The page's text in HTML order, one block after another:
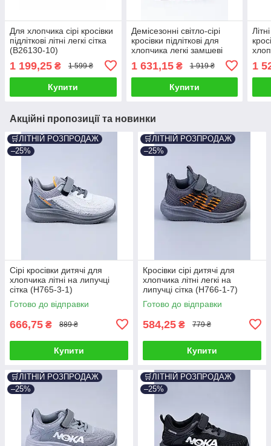
Для хлопчика сірі кросівки
підліткові літні легкі сітка
(B26130-10)
1 199,25 ₴ 1 599 ₴
Купити
Демісезонні світло-сірі
кросівки підліткові для
хлопчика легкі замшеві
1 631,15₴ 1 919 ₴
Купити
1
Акційні пропозиції та новинки
🛒ЛІТНІЙ РОЗПРОДАЖ
–25%
Сірі кросівки дитячі для
хлопчика літні на липучці
сітка (H765-3-1)
Готово до відправки
666,75 ₴ 889 ₴
Купити
🛒ЛІТНІЙ РОЗПРОДАЖ
–25%
Кросівки сірі дитячі для
хлопчика літні легкі на
липучці сітка (H766-1-7)
Готово до відправки
584,25 ₴ 779 ₴
Купити
🛒ЛІТНІЙ РОЗПРОДАЖ
–25%
🛒ЛІТНІЙ РОЗПРОДАЖ
–25%